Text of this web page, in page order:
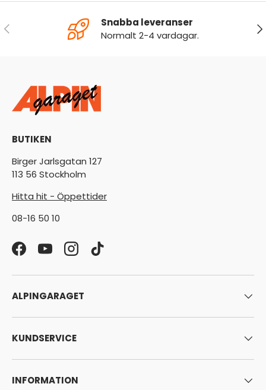
FÖREGÅENDE
Snabba leveranser
Normalt 2-4 vardagar.
BUTIKEN
Birger Jarlsgatan 127
113 56 Stockholm
Hitta hit - Öppettider
08-16 50 10
FacebookYouTubeInstagram
TikTok
ALPINGARAGET
KUNDSERVICE
INFORMATION